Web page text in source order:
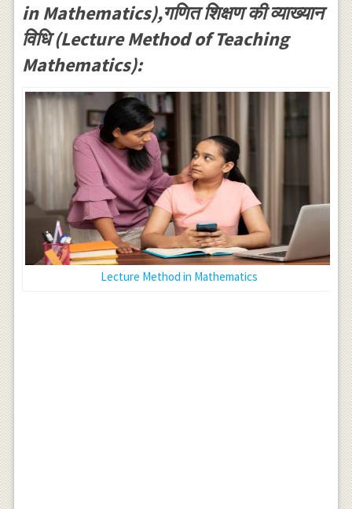
in Mathematics),गणित शिक्षण की व्याख्यान
विधि (Lecture Method of Teaching
Mathematics):
Lecture Method in Mathematics